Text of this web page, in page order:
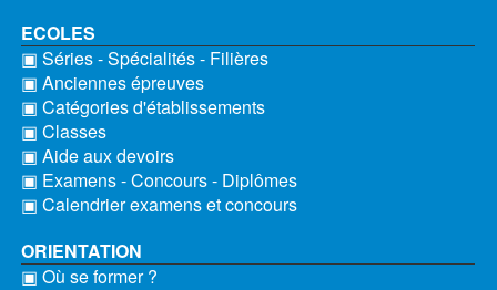
ECOLES
▣ Séries - Spécialités - Filières
▣ Anciennes épreuves
▣ Catégories d'établissements
▣ Classes
▣ Aide aux devoirs
▣ Examens - Concours - Diplômes
▣ Calendrier examens et concours
ORIENTATION
▣ Où se former ?